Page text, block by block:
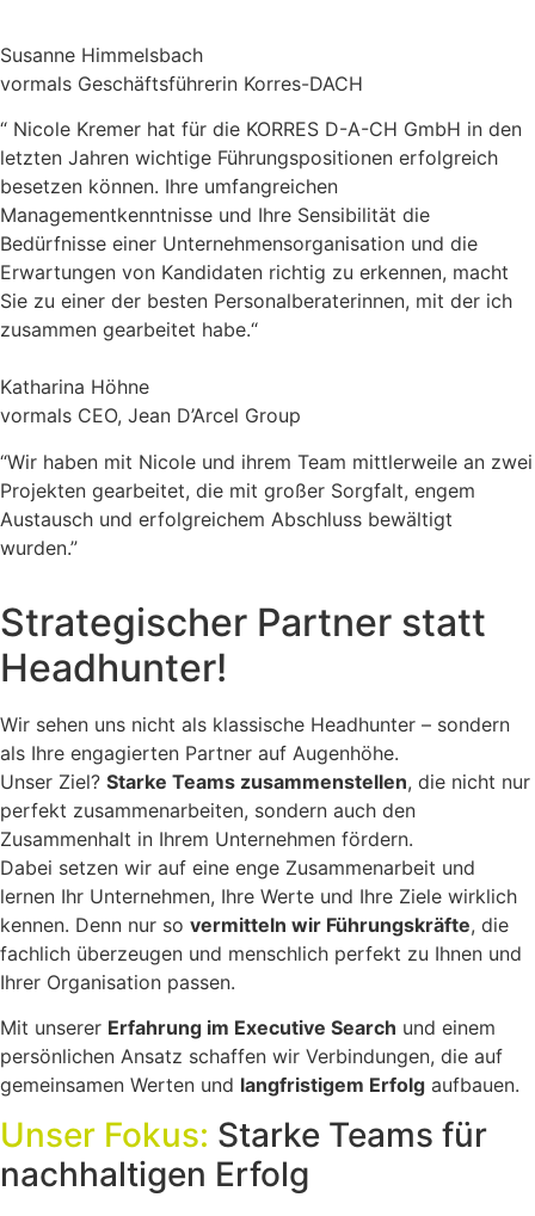
Susanne Himmelsbach
vormals Geschäftsführerin Korres-DACH
“ Nicole Kremer hat für die KORRES D-A-CH GmbH in den
letzten Jahren wichtige Führungspositionen erfolgreich
besetzen können. Ihre umfangreichen
Managementkenntnisse und Ihre Sensibilität die
Bedürfnisse einer Unternehmensorganisation und die
Erwartungen von Kandidaten richtig zu erkennen, macht
Sie zu einer der besten Personalberaterinnen, mit der ich
zusammen gearbeitet habe.“
Katharina Höhne
vormals CEO, Jean D’Arcel Group
“Wir haben mit Nicole und ihrem Team mittlerweile an zwei
Projekten gearbeitet, die mit großer Sorgfalt, engem
Austausch und erfolgreichem Abschluss bewältigt
wurden.”
Strategischer Partner statt
Headhunter!
Wir sehen uns nicht als klassische Headhunter – sondern
als Ihre engagierten Partner auf Augenhöhe.
Unser Ziel? Starke Teams zusammenstellen, die nicht nur
perfekt zusammenarbeiten, sondern auch den
Zusammenhalt in Ihrem Unternehmen fördern.
Dabei setzen wir auf eine enge Zusammenarbeit und
lernen Ihr Unternehmen, Ihre Werte und Ihre Ziele wirklich
kennen. Denn nur so vermitteln wir Führungskräfte, die
fachlich überzeugen und menschlich perfekt zu Ihnen und
Ihrer Organisation passen.
Mit unserer Erfahrung im Executive Search und einem
persönlichen Ansatz schaffen wir Verbindungen, die auf
gemeinsamen Werten und langfristigem Erfolg aufbauen.
Unser Fokus: Starke Teams für
nachhaltigen Erfolg